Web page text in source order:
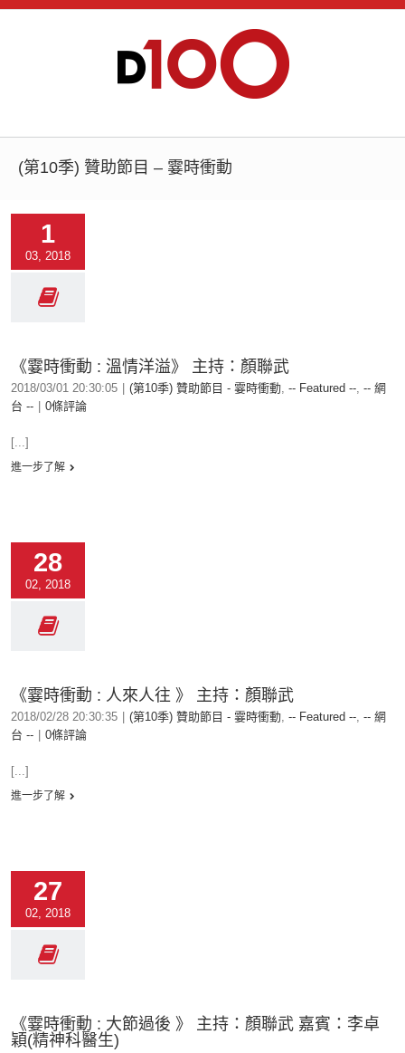
(第10季) 贊助節目 – 霎時衝動
1
03, 2018
《霎時衝動 : 溫情洋溢》 主持：顏聯武
2018/03/01 20:30:05 (第10季) 贊助節目 - 霎時衝動, -- Featured --, -- 網
台 --
0條評論
[...]
進一步了解
28
02, 2018
《霎時衝動 : 人來人往 》 主持：顏聯武
2018/02/28 20:30:35 (第10季) 贊助節目 - 霎時衝動, -- Featured --, -- 網
台 --
0條評論
[...]
進一步了解
27
02, 2018
《霎時衝動 : 大節過後 》 主持：顏聯武 嘉賓：李卓
穎(精神科醫生)